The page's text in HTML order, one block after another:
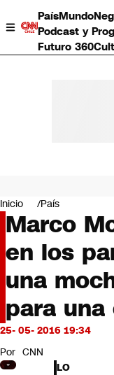
PaísMundo
Podcast y
Futuro 360
Negocios
Deportes
Programas
Cultura
Servicios
Bits
CNN tiempo
Futuro 360
Inicio País
Marco
en los
una
para una
25- 05- 2016 19:34
Por CNN
LO